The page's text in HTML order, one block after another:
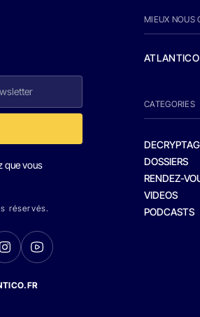
que vous
réservés.
MIEUX NOUS
CATEGORIES
DOSSIERS
RENDEZ-
VIDEOS
PODCASTS